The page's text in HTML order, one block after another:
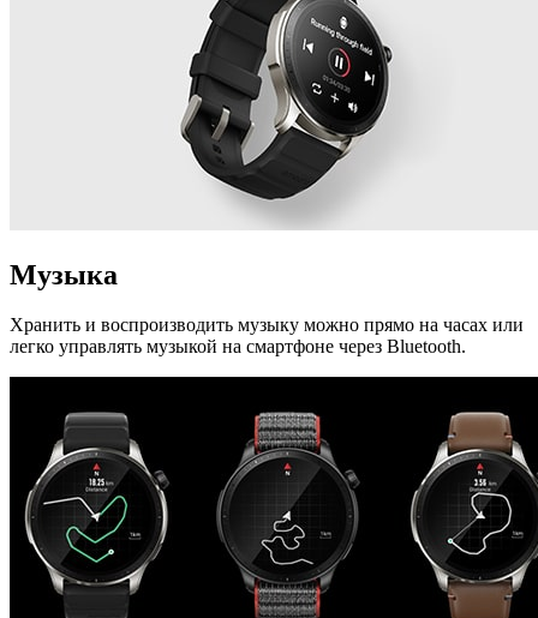
Музыка
Хранить и воспроизводить музыку можно прямо на часах или
легко управлять музыкой на смартфоне через Bluetooth.